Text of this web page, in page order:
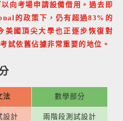
向考場申請設備借用。過去即
的政策下，仍有超過83%的
美國頂尖大學也正逐步恢復對
試依舊佔據非常重要的地位。
法 數學部分
設計 兩階段測試設計